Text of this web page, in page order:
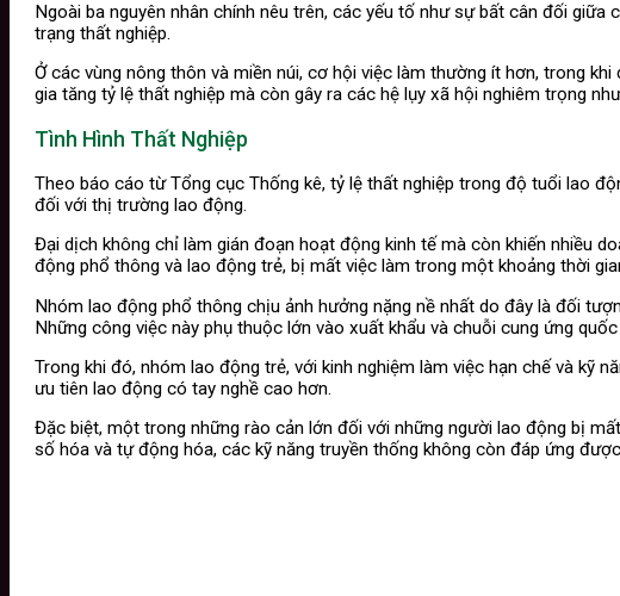
Ngoài ba nguyên nhân chính nêu trên, các yếu tố như sự bất cân đối
trạng thất nghiệp.
Ở các vùng nông thôn và miền núi, cơ hội việc làm thường ít hơn, trong
gia tăng tỷ lệ thất nghiệp mà còn gây ra các hệ lụy xã hội nghiêm trọng
Tình Hình Thất Nghiệp
Theo báo cáo từ Tổng cục Thống kê, tỷ lệ thất nghiệp trong độ tuổi lao
đối với thị trường lao động.
Đại dịch không chỉ làm gián đoạn hoạt động kinh tế mà còn khiến nhiều
động phổ thông và lao động trẻ, bị mất việc làm trong một khoảng thời
Nhóm lao động phổ thông chịu ảnh hưởng nặng nề nhất do đây là đối
Những công việc này phụ thuộc lớn vào xuất khẩu và chuỗi cung ứng
Trong khi đó, nhóm lao động trẻ, với kinh nghiệm làm việc hạn chế và kỹ
ưu tiên lao động có tay nghề cao hơn.
Đặc biệt, một trong những rào cản lớn đối với những người lao động bị
số hóa và tự động hóa, các kỹ năng truyền thống không còn đáp ứng